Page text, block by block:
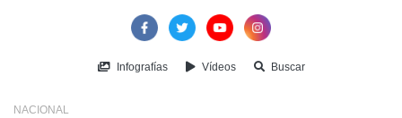
Infografías Vídeos Buscar
NACIONAL